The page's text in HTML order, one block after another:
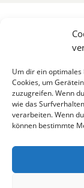
Um dir ein optimales
Cookies, um
zuzugreifen. Wenn
wie das
verarbeiten. Wenn
können bestimmte